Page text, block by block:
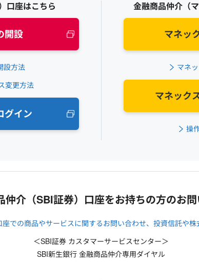
口座はこちら
開設
設方法
変更方法
グイン
金融商品仲介（
マネッ
マネ
マネック
操
仲介（SBI証券）口座をお持ちの方のお
座での商品やサービスに関するお問い合わせ、投資信託や株
＜SBI証券 カスタマーサービスセンター＞
SBI新生銀行 金融商品仲介専用ダイヤル